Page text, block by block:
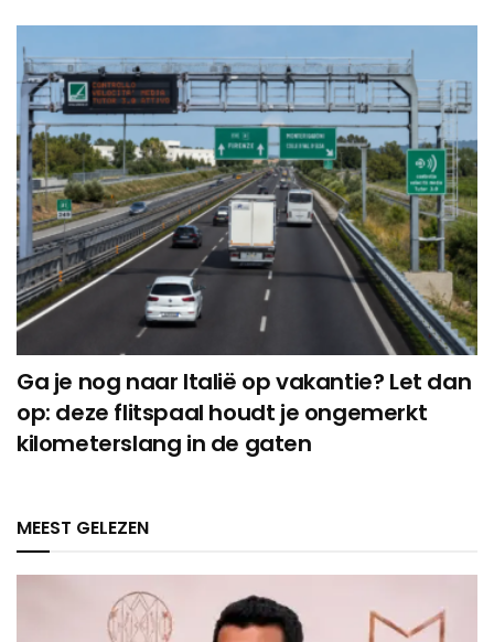
Ga je nog naar Italië op vakantie? Let dan
op: deze flitspaal houdt je ongemerkt
kilometerslang in de gaten
MEEST GELEZEN